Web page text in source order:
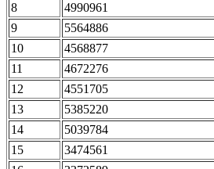
8 4990961
9 5564886
10 4568877
11 4672276
12 4551705
13 5385220
14 5039784
15 3474561